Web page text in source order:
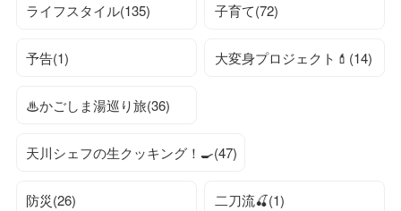
ライフスタイル(135) 子育て(72)
予告(1) 大変身プロジェクト💄(14)
♨かごしま湯巡り旅(36)
天川シェフの生クッキング！🍳(47)
防災(26) 二刀流🍒(1)